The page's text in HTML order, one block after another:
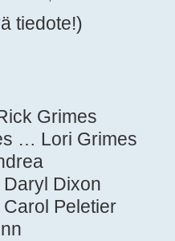
tiedote!)
Grimes
… Lori Grimes
Dixon
Peletier